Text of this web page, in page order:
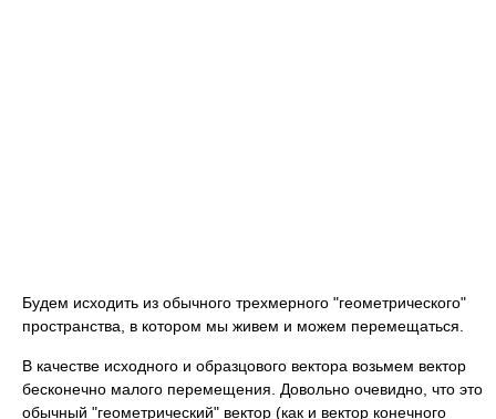
Будем исходить из обычного трехмерного "геометрического"
пространства, в котором мы живем и можем перемещаться.
В качестве исходного и образцового вектора возьмем вектор
бесконечно малого перемещения. Довольно очевидно, что это
обычный "геометрический" вектор (как и вектор конечного